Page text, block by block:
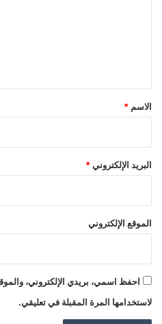
*
الاسم *
البريد الإلكتروني *
الموقع الإلكتروني
احفظ اسمي، بريدي الإلكتروني،
لاستخدامها المرة المقبلة في تعليقي.